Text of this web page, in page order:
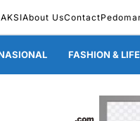
About UsContact
FASHION &